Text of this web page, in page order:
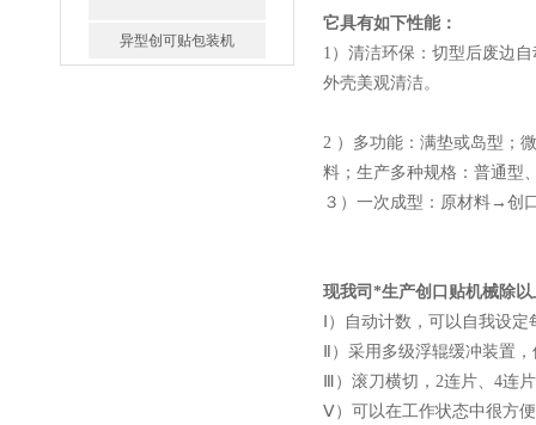
它具有如下性能：
1） 清洁环保：切型后废边
外壳美观清洁。
2 ）多功能：满垫或岛型；
料；生产多种规格：普通型
３） 一次成型：原材料→创
现我司*生产创口贴机械除
Ⅰ）
自动计数，可以自我设定
Ⅱ）采用多级浮辊缓冲装置
Ⅲ）滚刀横切，2连片、4连
Ⅴ） 可以在工作状态中很方